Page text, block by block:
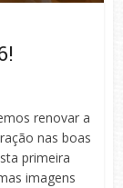
renovar a
nas boas
primeira
imagens